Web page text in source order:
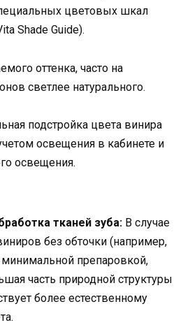
цветовых шкал
Shade Guide).
оттенка, часто на
светлее натурального.
подстройка цвета винира
освещения в кабинете и
освещения.
тканей зуба: В случае
без обточки (например,
минимальной препаровкой,
часть природной структуры
более естественному